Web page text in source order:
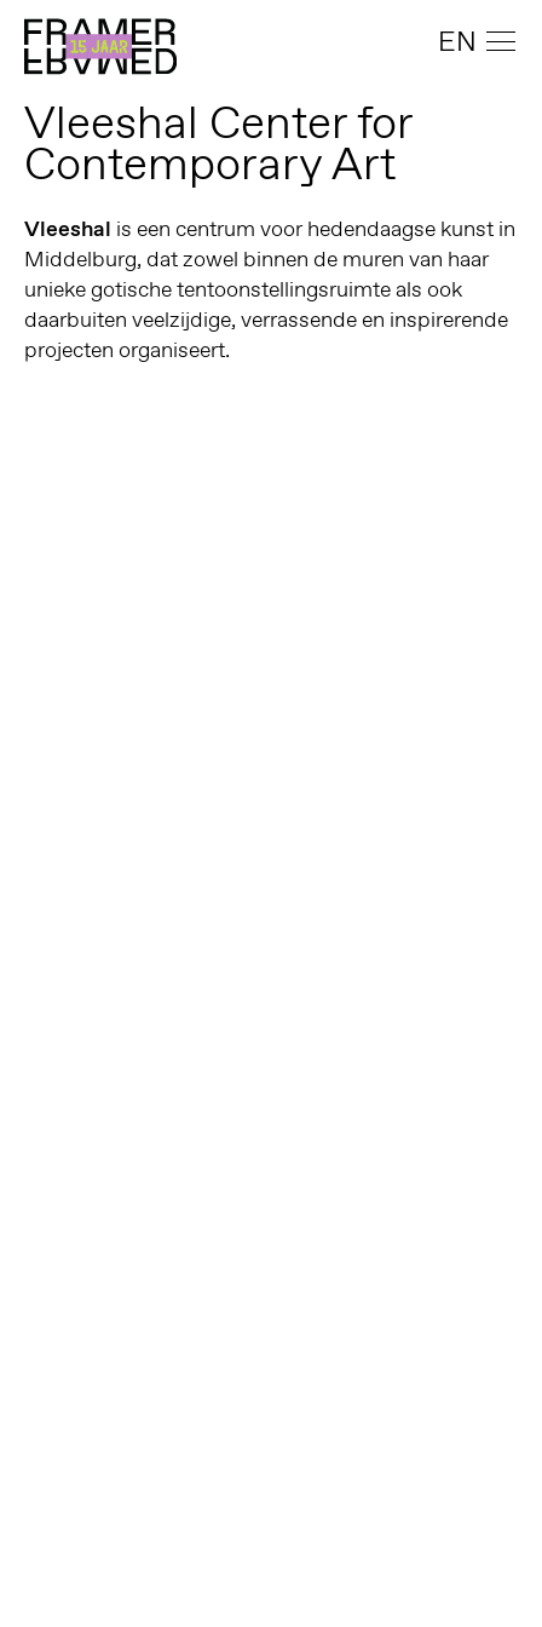
EN
Vleeshal Center for
Contemporary Art
Vleeshal is een centrum voor hedendaagse kunst in
Middelburg, dat zowel binnen de muren van haar
unieke gotische tentoonstellingsruimte als ook
daarbuiten veelzijdige, verrassende en inspirerende
projecten organiseert.